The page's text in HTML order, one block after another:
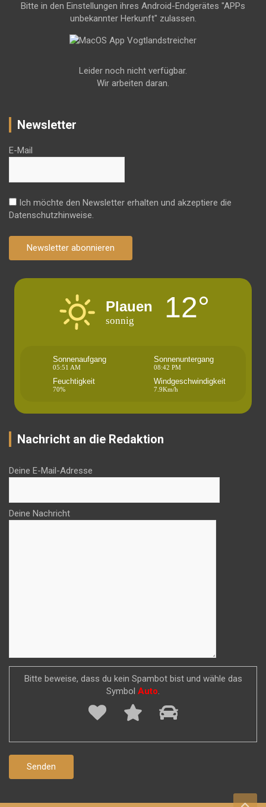
Bitte in den Einstellungen ihres Android-Endgerätes "APPs
unbekannter Herkunft" zulassen.
Leider noch nicht verfügbar.
Wir arbeiten daran.
Newsletter
E-Mail
Ich möchte den Newsletter erhalten und akzeptiere die
Datenschutzhinweise.
Newsletter abonnieren
Plauen
sonnig 12°
Sonnenaufgang
05:51 AM
Sonnenuntergang
08:42 PM
Feuchtigkeit
70%
Windgeschwindigkeit
7.9Km/h
Nachricht an die Redaktion
Deine E-Mail-Adresse
Deine Nachricht
Bitte beweise, dass du kein Spambot bist und wähle das
Symbol Auto.